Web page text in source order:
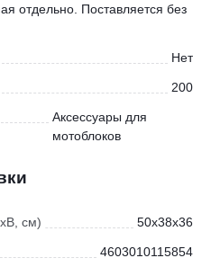
отдельно. Поставляется без
Нет
200
Аксессуары для
мотоблоков
см) 50x38x36
4603010115854